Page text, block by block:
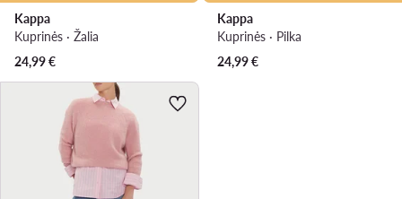
Kappa
Kuprinės · Žalia
24,99€
Kappa
Kuprinės · Pilka
24,99€